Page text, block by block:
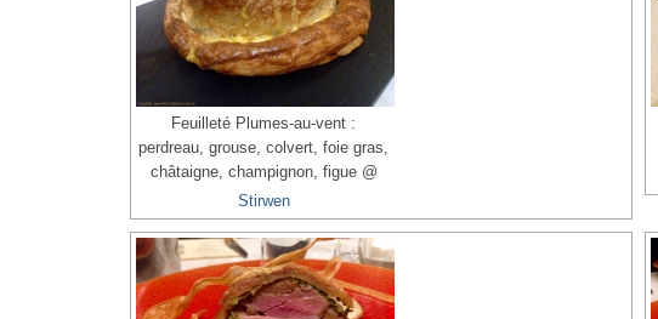
Feuilleté Plumes-au-vent :
perdreau, grouse, colvert, foie gras,
châtaigne, champignon, figue @
Stirwen